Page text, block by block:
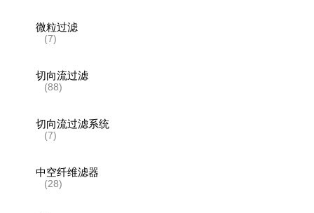
微粒过滤
(7)
切向流过滤
(88)
切向流过滤系统
(7)
中空纤维滤器
(28)